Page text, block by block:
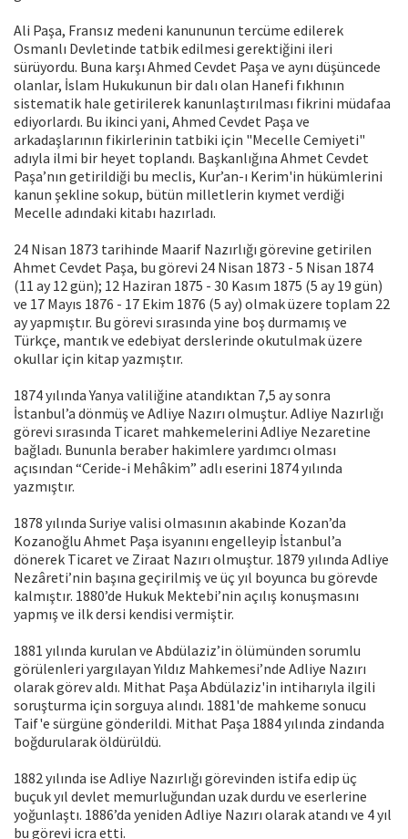
Ali Paşa, Fransız medeni kanununun tercüme edilerek
Osmanlı Devletinde tatbik edilmesi gerektiğini ileri
sürüyordu. Buna karşı Ahmed Cevdet Paşa ve aynı düşüncede
olanlar, İslam Hukukunun bir dalı olan Hanefi fıkhının
sistematik hale getirilerek kanunlaştırılması fikrini müdafaa
ediyorlardı. Bu ikinci yani, Ahmed Cevdet Paşa ve
arkadaşlarının fikirlerinin tatbiki için "Mecelle Cemiyeti"
adıyla ilmi bir heyet toplandı. Başkanlığına Ahmet Cevdet
Paşa’nın getirildiği bu meclis, Kur’an-ı Kerim'in hükümlerini
kanun şekline sokup, bütün milletlerin kıymet verdiği
Mecelle adındaki kitabı hazırladı.
24 Nisan 1873 tarihinde Maarif Nazırlığı görevine getirilen
Ahmet Cevdet Paşa, bu görevi 24 Nisan 1873 - 5 Nisan 1874
(11 ay 12 gün); 12 Haziran 1875 - 30 Kasım 1875 (5 ay 19 gün)
ve 17 Mayıs 1876 - 17 Ekim 1876 (5 ay) olmak üzere toplam 22
ay yapmıştır. Bu görevi sırasında yine boş durmamış ve
Türkçe, mantık ve edebiyat derslerinde okutulmak üzere
okullar için kitap yazmıştır.
1874 yılında Yanya valiliğine atandıktan 7,5 ay sonra
İstanbul’a dönmüş ve Adliye Nazırı olmuştur. Adliye Nazırlığı
görevi sırasında Ticaret mahkemelerini Adliye Nezaretine
bağladı. Bununla beraber hakimlere yardımcı olması
açısından “Ceride-i Mehâkim” adlı eserini 1874 yılında
yazmıştır.
1878 yılında Suriye valisi olmasının akabinde Kozan’da
Kozanoğlu Ahmet Paşa isyanını engelleyip İstanbul’a
dönerek Ticaret ve Ziraat Nazırı olmuştur. 1879 yılında Adliye
Nezâreti’nin başına geçirilmiş ve üç yıl boyunca bu görevde
kalmıştır. 1880’de Hukuk Mektebi’nin açılış konuşmasını
yapmış ve ilk dersi kendisi vermiştir.
1881 yılında kurulan ve Abdülaziz’in ölümünden sorumlu
görülenleri yargılayan Yıldız Mahkemesi’nde Adliye Nazırı
olarak görev aldı. Mithat Paşa Abdülaziz'in intiharıyla ilgili
soruşturma için sorguya alındı. 1881'de mahkeme sonucu
Taif'e sürgüne gönderildi. Mithat Paşa 1884 yılında zindanda
boğdurularak öldürüldü.
1882 yılında ise Adliye Nazırlığı görevinden istifa edip üç
buçuk yıl devlet memurluğundan uzak durdu ve eserlerine
yoğunlaştı. 1886’da yeniden Adliye Nazırı olarak atandı ve 4 yıl
bu görevi icra etti.